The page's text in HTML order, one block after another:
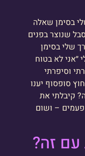
בסימן שאלה
שנוצר בפנים
שלי בסימן
״אני לא בטוח
וסיפרתי
סופסוף יענו
קיבלתי את
פעמים – ושום
זה?